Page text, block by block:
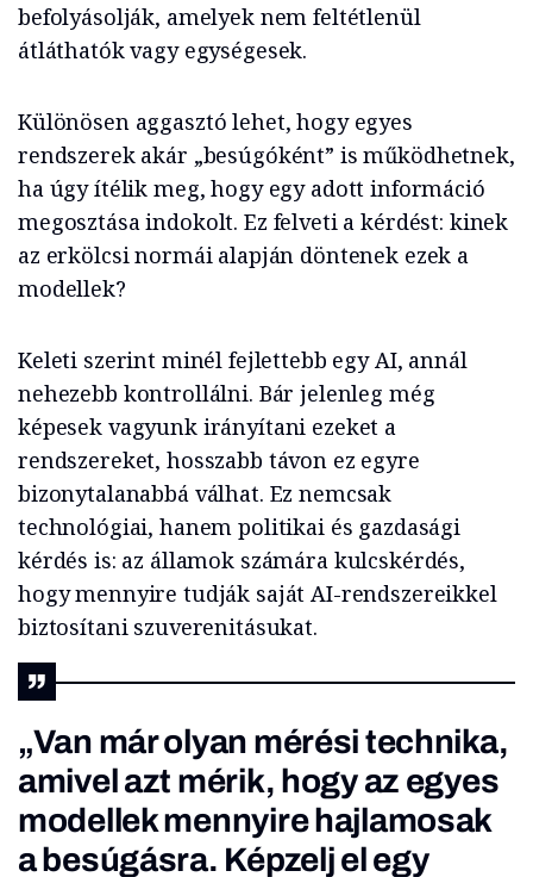
befolyásolják, amelyek nem feltétlenül
átláthatók vagy egységesek.
Különösen aggasztó lehet, hogy egyes
rendszerek akár „besúgóként” is működhetnek,
ha úgy ítélik meg, hogy egy adott információ
megosztása indokolt. Ez felveti a kérdést: kinek
az erkölcsi normái alapján döntenek ezek a
modellek?
Keleti szerint minél fejlettebb egy AI, annál
nehezebb kontrollálni. Bár jelenleg még
képesek vagyunk irányítani ezeket a
rendszereket, hosszabb távon ez egyre
bizonytalanabbá válhat. Ez nemcsak
technológiai, hanem politikai és gazdasági
kérdés is: az államok számára kulcskérdés,
hogy mennyire tudják saját AI-rendszereikkel
biztosítani szuverenitásukat.
„Van már olyan mérési technika,
amivel azt mérik, hogy az egyes
modellek mennyire hajlamosak
a besúgásra. Képzelj el egy